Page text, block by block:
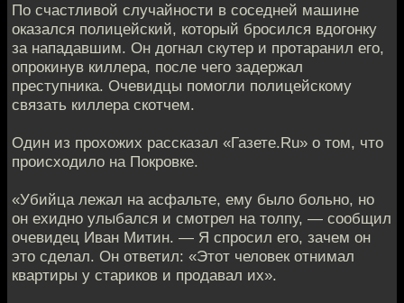
По счастливой случайности в соседней машине
оказался полицейский, который бросился вдогонку
за нападавшим. Он догнал скутер и протаранил его,
опрокинув киллера, после чего задержал
преступника. Очевидцы помогли полицейскому
связать киллера скотчем.
Один из прохожих рассказал «Газете.Ru» о том, что
происходило на Покровке.
«Убийца лежал на асфальте, ему было больно, но
он ехидно улыбался и смотрел на толпу, — сообщил
очевидец Иван Митин. — Я спросил его, зачем он
это сделал. Он ответил: «Этот человек отнимал
квартиры у стариков и продавал их».